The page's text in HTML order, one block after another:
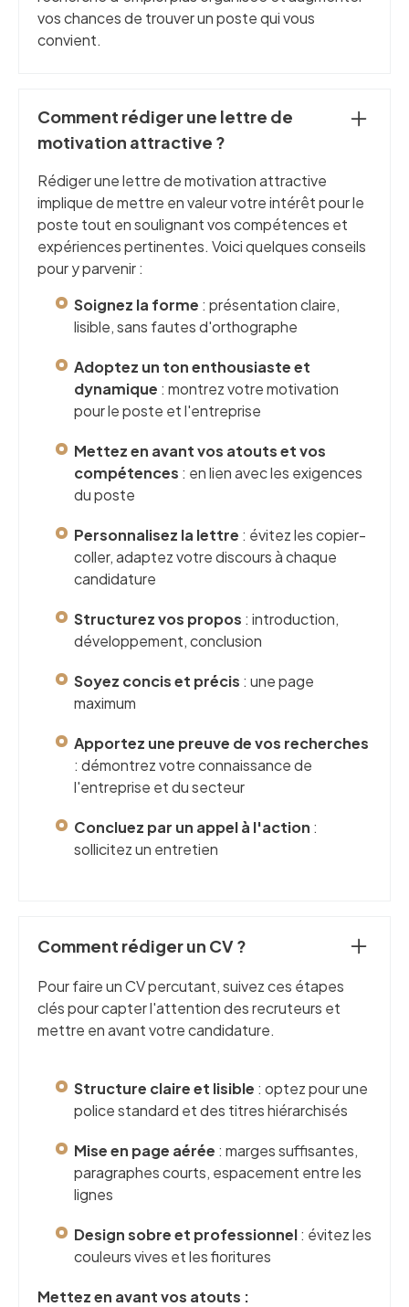
vos chances de trouver un poste qui vous
convient.
Comment rédiger une lettre de
motivation attractive ?
Rédiger une lettre de motivation attractive
implique de mettre en valeur votre intérêt pour le
poste tout en soulignant vos compétences et
expériences pertinentes. Voici quelques conseils
pour y parvenir :
Soignez la forme : présentation claire,
lisible, sans fautes d'orthographe
Adoptez un ton enthousiaste et
dynamique : montrez votre motivation
pour le poste et l'entreprise
Mettez en avant vos atouts et vos
compétences : en lien avec les exigences
du poste
Personnalisez la lettre : évitez les copier-
coller, adaptez votre discours à chaque
candidature
Structurez vos propos : introduction,
développement, conclusion
Soyez concis et précis : une page
maximum
Apportez une preuve de vos recherches
: démontrez votre connaissance de
l'entreprise et du secteur
Concluez par un appel à l'action :
sollicitez un entretien
Comment rédiger un CV ?
Pour faire un CV percutant, suivez ces étapes
clés pour capter l'attention des recruteurs et
mettre en avant votre candidature.
Structure claire et lisible : optez pour une
police standard et des titres hiérarchisés
Mise en page aérée : marges suffisantes,
paragraphes courts, espacement entre les
lignes
Design sobre et professionnel: évitez les
couleurs vives et les fioritures
Mettez en avant vos atouts :